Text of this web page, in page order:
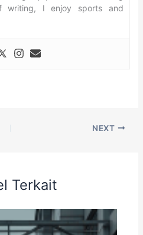
writing, I enjoy sports and
NEXT
Terkait